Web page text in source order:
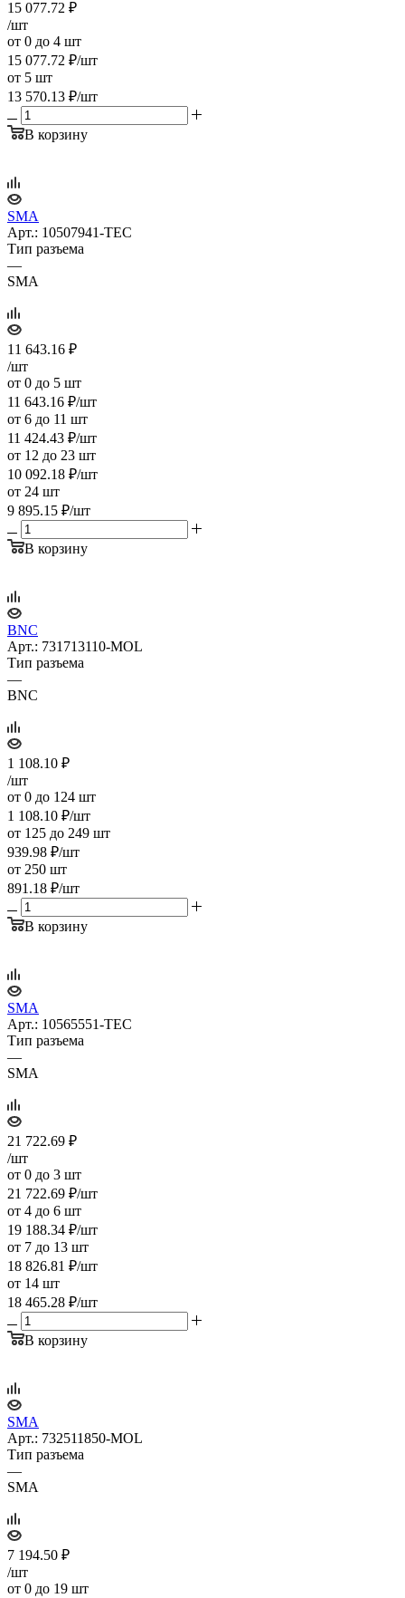
15 077.72 ₽
/шт
от 0 до 4 шт
15 077.72 ₽/шт
от 5 шт
13 570.13 ₽/шт
В корзину
SMA
Арт.: 10507941-TEC
Тип разъема
—
SMA
11 643.16 ₽
/шт
от 0 до 5 шт
11 643.16 ₽/шт
от 6 до 11 шт
11 424.43 ₽/шт
от 12 до 23 шт
10 092.18 ₽/шт
от 24 шт
9 895.15 ₽/шт
В корзину
BNC
Арт.: 731713110-MOL
Тип разъема
—
BNC
1 108.10 ₽
/шт
от 0 до 124 шт
1 108.10 ₽/шт
от 125 до 249 шт
939.98 ₽/шт
от 250 шт
891.18 ₽/шт
В корзину
SMA
Арт.: 10565551-TEC
Тип разъема
—
SMA
21 722.69 ₽
/шт
от 0 до 3 шт
21 722.69 ₽/шт
от 4 до 6 шт
19 188.34 ₽/шт
от 7 до 13 шт
18 826.81 ₽/шт
от 14 шт
18 465.28 ₽/шт
В корзину
SMA
Арт.: 732511850-MOL
Тип разъема
—
SMA
7 194.50 ₽
/шт
от 0 до 19 шт